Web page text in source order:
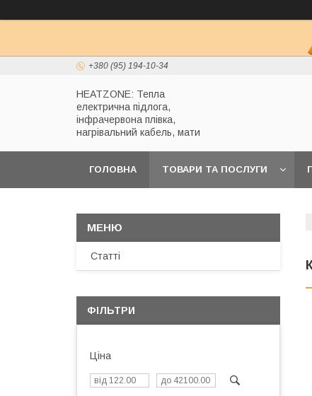
+380 (95) 194-10-34
HEATZONE: Тепла
електрична підлога,
інфрачервона плівка,
нагрівальний кабель, мати
ГОЛОВНА ТОВАРИ ТА ПОСЛУГИ
Статті
ФІЛЬТРИ
Ціна